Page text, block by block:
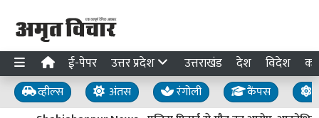
ई-पेपर उत्तर प्रदेश उत्तराखंड देश विदेश
व्हील्स अंतस रंगोली कैंपस